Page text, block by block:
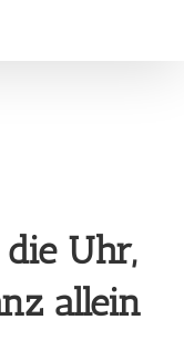
Uhr,
allein